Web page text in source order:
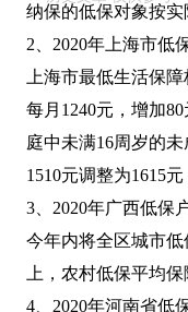
纳保的低保对象按实
2、2020年上海市低
上海市最低生活保
每月1240元，增加
庭中未满16周岁的
1510元调整为1615元
3、2020年广西低保
今年内将全区城市
上，农村低保平均
4、2020年河南省低